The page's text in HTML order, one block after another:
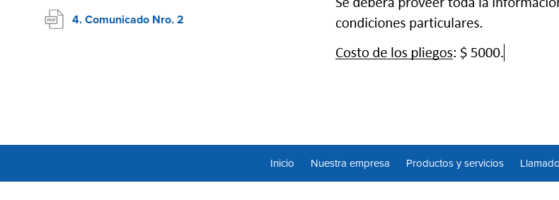
4. Comunicado Nro. 2
Inicio Nuestra empresa Productos y servicios